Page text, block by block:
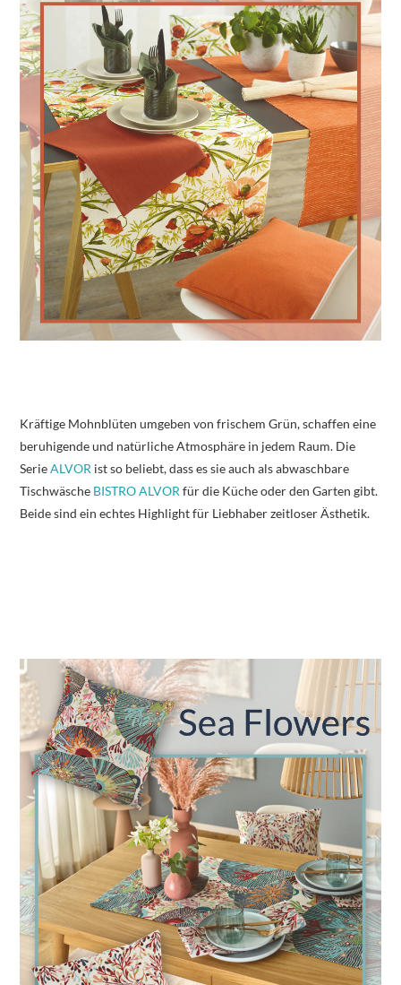
Kräftige Mohnblüten umgeben von frischem Grün, schaffen eine
beruhigende und natürliche Atmosphäre in jedem Raum. Die
SerieALVOR ist so beliebt, dass es sie auch als abwaschbare
Tischwäsche BISTRO ALVORfür die Küche oder den Garten gibt.
Beide sind ein echtes Highlight für Liebhaber zeitloser Ästhetik.